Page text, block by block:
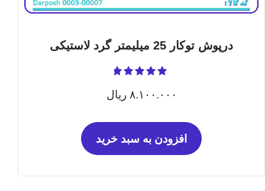
درپوش توکار 25 میلیمتر گرد لاستیکی
5.00
۸.۱۰۰.۰۰۰ ریال
افزودن به سبد خرید